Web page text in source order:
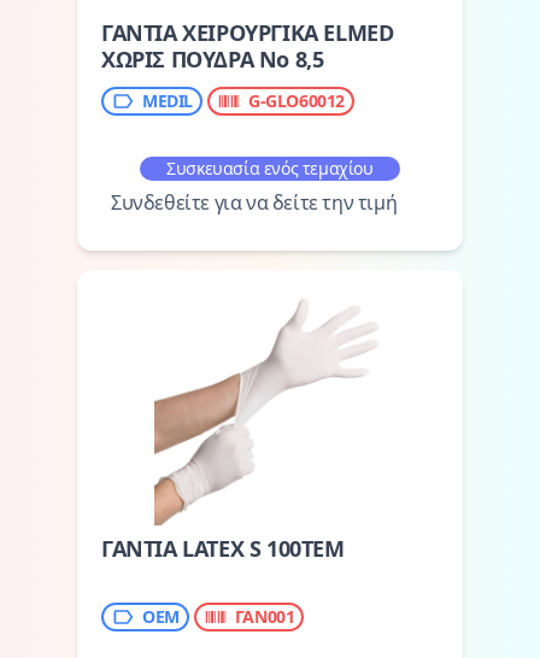
ΓΑΝΤΙΑ ΧΕΙΡΟΥΡΓΙΚΑ ELMED
ΧΩΡΙΣ ΠΟΥΔΡΑ Νο 8,5
MEDIL G-GLO60012
Συσκευασία ενός τεμαχίου
Συνδεθείτε για να δείτε την τιμή
ΓΑΝΤΙΑ LATEX S 100TEM
OEM ΓΑΝ001